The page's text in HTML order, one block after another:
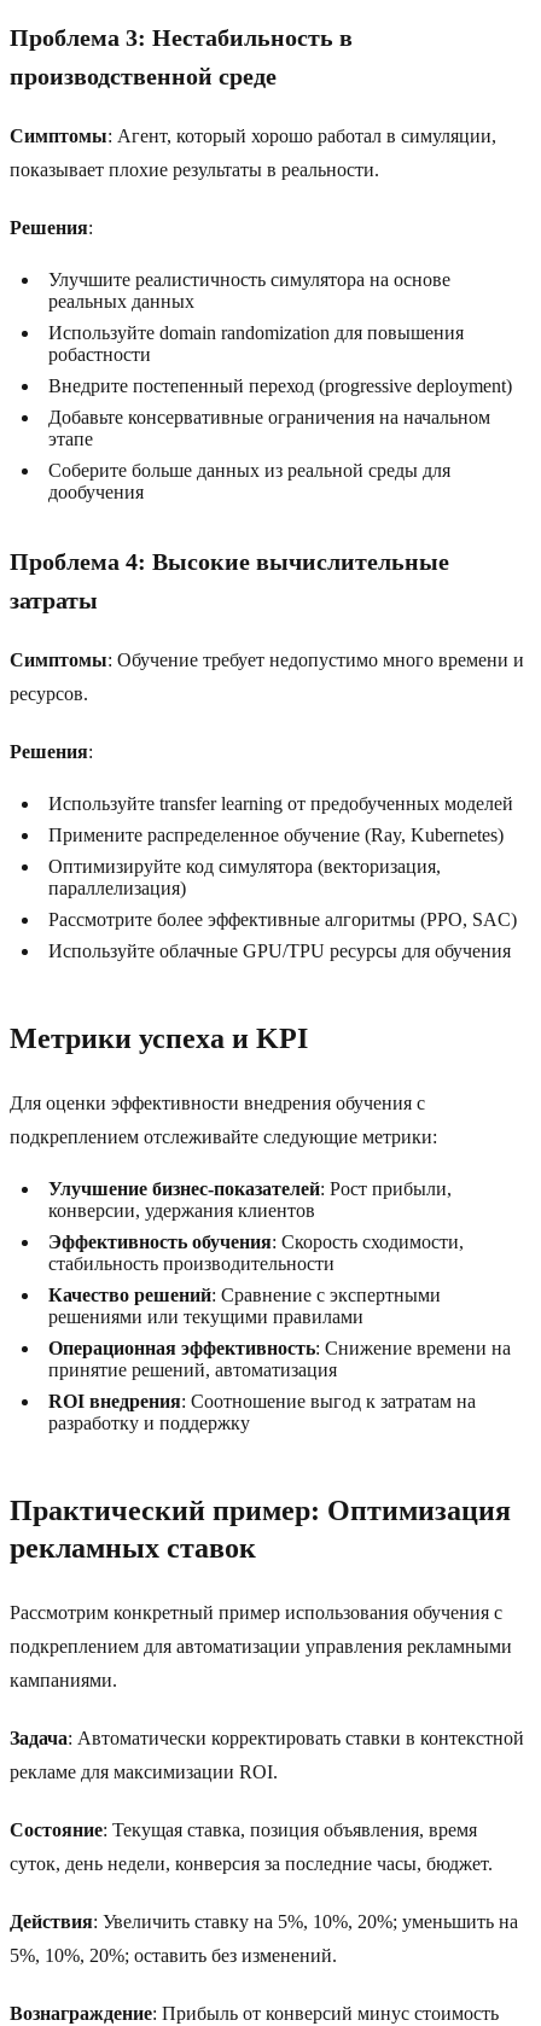
Проблема 3: Нестабильность в
производственной среде
Симптомы: Агент, который хорошо работал в симуляции,
показывает плохие результаты в реальности.
Решения:
Улучшите реалистичность симулятора на основе
реальных данных
Используйте domain randomization для повышения
робастности
Внедрите постепенный переход (progressive deployment)
Добавьте консервативные ограничения на начальном
этапе
Соберите больше данных из реальной среды для
дообучения
Проблема 4: Высокие вычислительные
затраты
Симптомы: Обучение требует недопустимо много времени и
ресурсов.
Решения:
Используйте transfer learning от предобученных моделей
Примените распределенное обучение (Ray, Kubernetes)
Оптимизируйте код симулятора (векторизация,
параллелизация)
Рассмотрите более эффективные алгоритмы (PPO, SAC)
Используйте облачные GPU/TPU ресурсы для обучения
Метрики успеха и KPI
Для оценки эффективности внедрения обучения с
подкреплением отслеживайте следующие метрики:
Улучшение бизнес-показателей: Рост прибыли,
конверсии, удержания клиентов
Эффективность обучения: Скорость сходимости,
стабильность производительности
Качество решений: Сравнение с экспертными
решениями или текущими правилами
Операционная эффективность: Снижение времени на
принятие решений, автоматизация
ROI внедрения: Соотношение выгод к затратам на
разработку и поддержку
Практический пример: Оптимизация
рекламных ставок
Рассмотрим конкретный пример использования обучения с
подкреплением для автоматизации управления рекламными
кампаниями.
Задача: Автоматически корректировать ставки в контекстной
рекламе для максимизации ROI.
Состояние: Текущая ставка, позиция объявления, время
суток, день недели, конверсия за последние часы, бюджет.
Действия: Увеличить ставку на 5%, 10%, 20%; уменьшить на
5%, 10%, 20%; оставить без изменений.
Вознаграждение: Прибыль от конверсий минус стоимость